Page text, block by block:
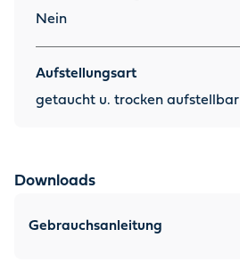
Nein
Aufstellungsart
getaucht u. trocken aufstellbar
Downloads
Gebrauchsanleitung